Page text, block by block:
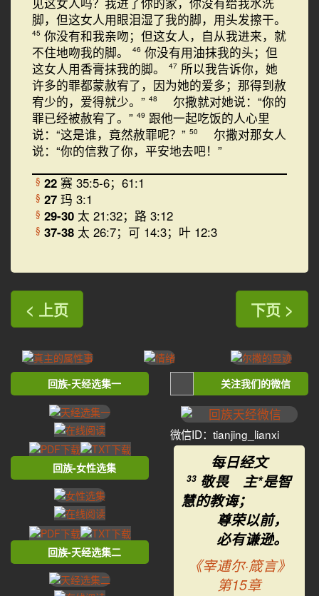
脚，但这女人用眼泪湿了我的脚，用头发擦干。
45 你没有和我亲吻；但这女人，自从我进来，就
不住地吻我的脚。
46 你没有用油抹我的头；但
这女人用香膏抹我的脚。
47 所以我告诉你，她
许多的罪都蒙赦宥了，因为她的爱多；那得到赦
宥少的，爱得就少。” 48
尔撒就对她说：“你的
罪已经被赦宥了。” 49 跟他一起吃饭的人心里
说：“这是谁，竟然赦罪呢？” 50
尔撒对那女人
说：“你的信救了你，平安地去吧！”
§ 22 赛 35:5-6；61:1
§ 27 玛 3:1
§ 29-30 太 21:32；路 3:12
§ 37-38 太 26:7；可 14:3；叶 12:3
< 上页 下页 >
回族-天经选集一
回族-女性选集
回族-天经选集二
关注我们的微信
微信ID：tianjing_lianxi
每日经文
33 敬畏 主*是智
慧的教诲；
尊荣以前，
必有谦逊。
《宰逋尔·箴言》
第15章